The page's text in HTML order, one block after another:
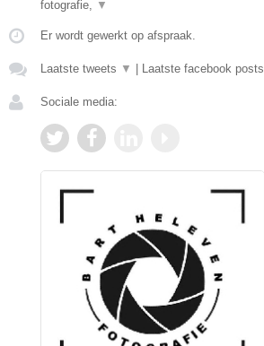
fotografie, ▼
Er wordt gewerkt op afspraak.
Laatste tweets ▼ Laatste facebook posts
Sociale media: